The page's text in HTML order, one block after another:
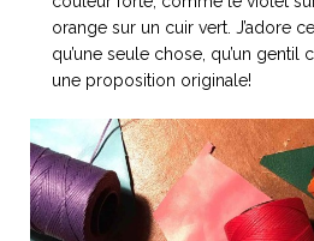
ART ET DESIGN
orange sur un cuir vert. J’adore
qu’une seule chose, qu’un
une proposition originale!